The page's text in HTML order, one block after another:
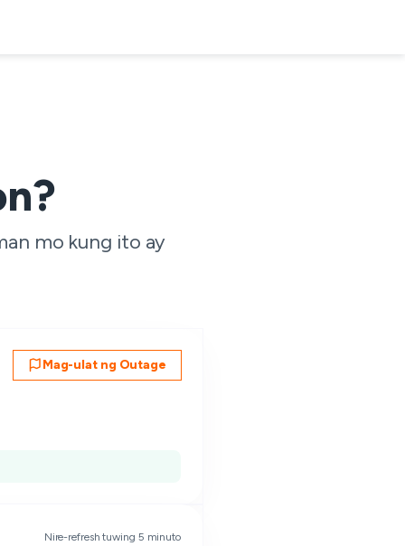
mo kung ito ay
Mag-ulat ng Outage
Nire-refresh tuwing 5 minuto